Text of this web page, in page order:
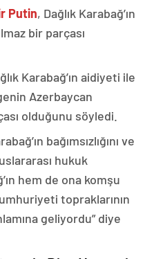
Putin, Dağlık Karabağ’ın
bir parçası
Karabağ’ın aidiyeti ile
Azerbaycan
olduğunu söyledi.
bağımsızlığını ve
hukuk
hem de ona komşu
topraklarının
geliyordu” diye